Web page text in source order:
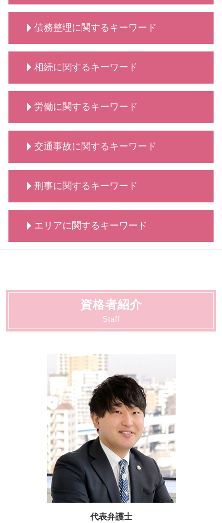
顧問弁護士 メリット
診療 拒否
弁護士 顧問契約 メリット
動物病院側・獣医師側 法律相談
動物病院向け各種サービス 相談
契約交渉 契約書作成等 弁護士
弁護士 契約書サポート
秘密保持契約 nda
業務委託契約書 作り方
秘密保持契約書 従業員
契約書作成 弁護士
弁護士 法人破産
法人破産 原因
法人破産 できない
手続き 法人破産
法人破産 代表者
法人破産とは
法人破産 登記
法人破産 費用がない
法人破産 法テラス
離婚 相談 タイミング
養育費 いつまで
養育費 年収
親権 監護権
慰謝料請求 依頼 弁護士
離婚・男女問題 相談
男女問題 相談 タイミング
慰謝料請求 男女問題
養育費 平均
養育費 公正証書
弁護士 離婚・男女問題
男女問題 弁護士 相談
債務整理に関するキーワード
債務整理 依頼
債務整理 弁護士
自己破産手続き 流れ
自己破産 方法
自己破産 携帯
債務整理 遅延損害金
自己破産 条件
債務整理 どこに相談
自己破産 賃貸
債務整理 種類
債務整理 どうなる
債務整理 できない
自己破産 費用
相続に関するキーワード
相続 分割
相続 とは
相続 代理人
相続 代償金
相続 争い
相続 どこまで
相続 流れ
相続 調停 流れ
相続 手続き
相続 調停
労働に関するキーワード
労働 義務
労働問題
不当解雇 慰謝料
労働 法律
労働 弁護士
労働 紛争
交通事故に関するキーワード
交通事故 賠償金
交通事故 請求できること
交通事故 懲役
交通事故 弁護士 メリット
交通事故 示談交渉 弁護士
弁護士 相談 交通事故
交通事故 慰謝料 相場
刑事に関するキーワード
刑事事件 着手金
刑事事件 調書判決
刑事事件 種類
刑事事件 とは
刑事事件 不起訴 民事
刑事事件 流れ
刑事事件 相手方
刑事事件 冤罪 弁護士
刑事事件 判決 閲覧
エリアに関するキーワード
交通事故 大田区
顧問 川崎市
契約書サポート 大田区
動物病院向け各種サービス 大田区
顧問 大田区
契約書サポート 川崎市
相続 大田区
債務整理 大田区
法人破産 大田区
労働 大田区
資格者紹介
Staff
代表弁護士